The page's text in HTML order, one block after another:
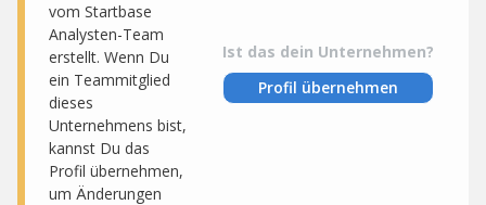
vom Startbase
Analysten-Team
erstellt. Wenn Du
ein Teammitglied
dieses
Unternehmens bist,
kannst Du das
Profil übernehmen,
um Änderungen
Ist das dein Unternehmen?
Profil übernehmen